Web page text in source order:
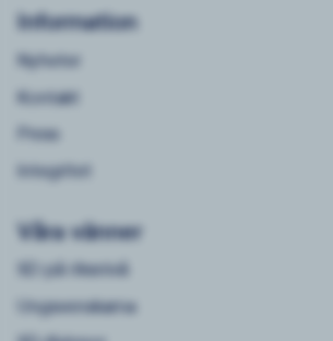
Information
Nyheter
Kontakt
Press
Integritet
Våra vänner
SD på riksnivå
Ungsvenskarna